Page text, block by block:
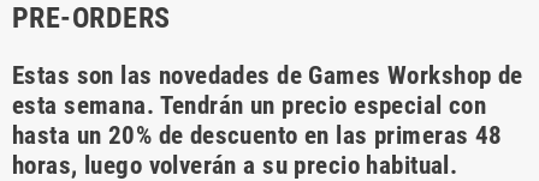
PRE-ORDERS
Estas son las novedades de Games Workshop de
esta semana. Tendrán un precio especial con
hasta un 20% de descuento en las primeras 48
horas, luego volverán a su precio habitual.